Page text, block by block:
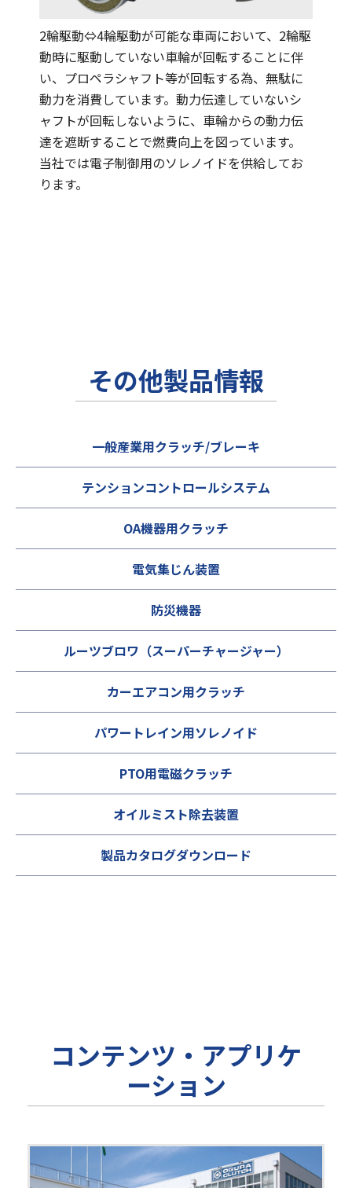
2輪駆動⇔4輪駆動が可能な車両において、2輪駆
動時に駆動していない車輪が回転することに伴
い、プロペラシャフト等が回転する為、無駄に
動力を消費しています。動力伝達していないシ
ャフトが回転しないように、車輪からの動力伝
達を遮断することで燃費向上を図っています。
当社では電子制御用のソレノイドを供給してお
ります。
その他製品情報
一般産業用クラッチ/ブレーキ
テンションコントロールシステム
OA機器用クラッチ
電気集じん装置
防災機器
ルーツブロワ（スーパーチャージャー）
カーエアコン用クラッチ
パワートレイン用ソレノイド
PTO用電磁クラッチ
オイルミスト除去装置
製品カタログダウンロード
コンテンツ・アプリケ
ーション